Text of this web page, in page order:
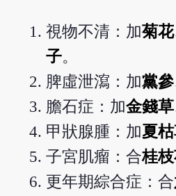
視物不清：加菊花
子。
脾虛泄瀉：加黨參
膽石症：加金錢草
甲狀腺腫：加夏
子宮肌瘤：合桂
更年期綜合症：合